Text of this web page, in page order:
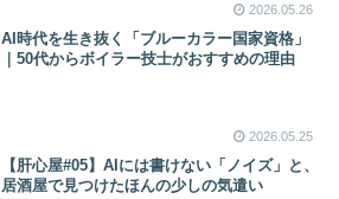
2026.05.26
AI時代を生き抜く「ブルーカラー国家資格」
｜50代からボイラー技士がおすすめの理由
2026.05.25
【肝心屋#05】AIには書けない「ノイズ」と、
居酒屋で見つけたほんの少しの気遣い